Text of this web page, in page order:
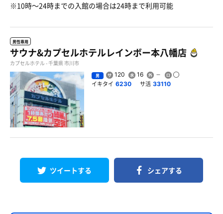
※10時〜24時までの入館の場合は24時まで利用可能
男性専用
サウナ&カプセルホテルレインボー本八幡店
カプセルホテル - 千葉県 市川市
男 120 16
イキタイ 6230 サ活 33110
ツイートする シェアする